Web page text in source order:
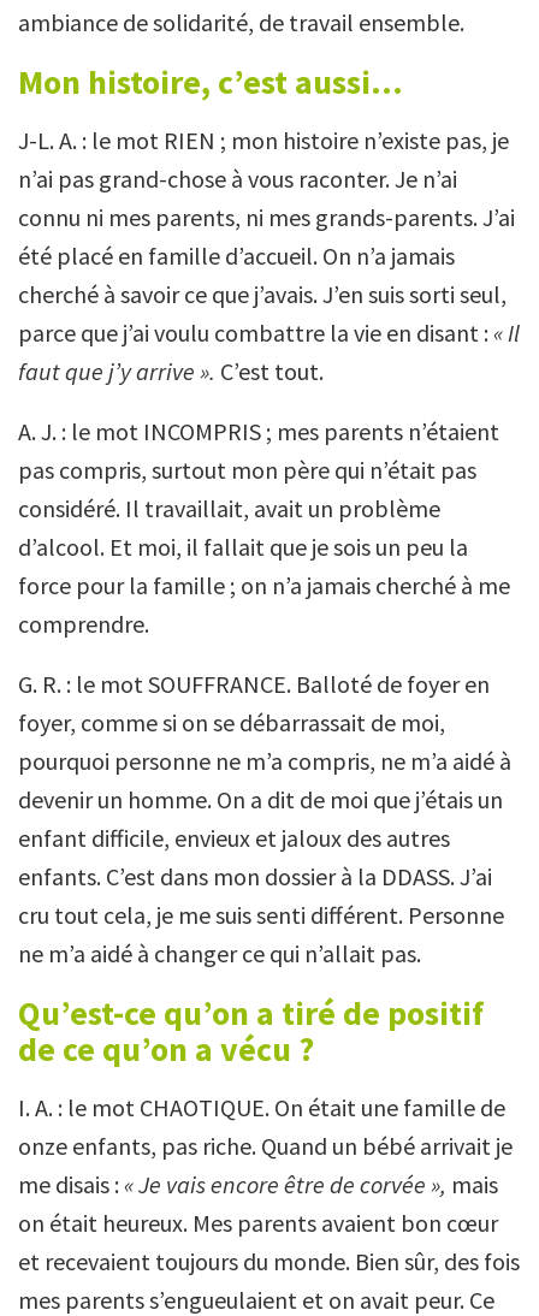
ambiance de solidarité, de travail ensemble.
Mon histoire, c’est aussi…
J-L. A. : le mot RIEN ; mon histoire n’existe pas, je
n’ai pas grand-chose à vous raconter. Je n’ai
connu ni mes parents, ni mes grands-parents. J’ai
été placé en famille d’accueil. On n’a jamais
cherché à savoir ce que j’avais. J’en suis sorti seul,
parce que j’ai voulu combattre la vie en disant : « Il
faut que j’y arrive ». C’est tout.
A. J. : le mot INCOMPRIS ; mes parents n’étaient
pas compris, surtout mon père qui n’était pas
considéré. Il travaillait, avait un problème
d’alcool. Et moi, il fallait que je sois un peu la
force pour la famille ; on n’a jamais cherché à me
comprendre.
G. R. : le mot SOUFFRANCE. Balloté de foyer en
foyer, comme si on se débarrassait de moi,
pourquoi personne ne m’a compris, ne m’a aidé à
devenir un homme. On a dit de moi que j’étais un
enfant difficile, envieux et jaloux des autres
enfants. C’est dans mon dossier à la DDASS. J’ai
cru tout cela, je me suis senti différent. Personne
ne m’a aidé à changer ce qui n’allait pas.
Qu’est-ce qu’on a tiré de positif
de ce qu’on a vécu ?
I. A. : le mot CHAOTIQUE. On était une famille de
onze enfants, pas riche. Quand un bébé arrivait je
me disais : « Je vais encore être de corvée », mais
on était heureux. Mes parents avaient bon cœur
et recevaient toujours du monde. Bien sûr, des fois
mes parents s’engueulaient et on avait peur. Ce